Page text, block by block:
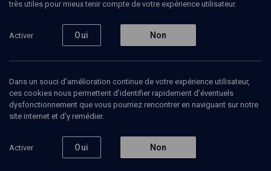
Société La rédaction
très utiles pour mieux tenir compte de votre expérience utilisateur.
Activer Oui Non
Dans un souci d’amélioration continue de votre expérience utilisateur,
ces cookies nous permettent d’identifier rapidement d’éventuels
dysfonctionnement que vous pourriez rencontrer en naviguant sur notre
site internet et d’y remédier.
Activer Oui Non